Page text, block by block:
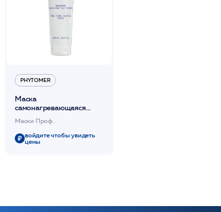
PHYTOMER
Маска
самонагревающаяся
очищающая поры 250мл
/ PHYTOMER*
Маски Проф.
войдите чтобы увидеть
цены